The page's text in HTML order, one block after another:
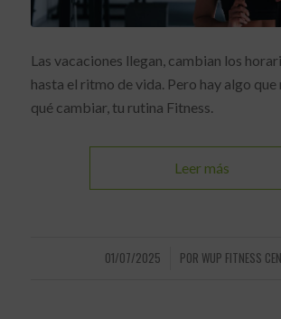
Las vacaciones llegan, cambian los
hasta el ritmo de vida. Pero hay algo que
qué cambiar, tu rutina Fitness.
Leer más
01/07/2025
/ POR WUP FITNESS